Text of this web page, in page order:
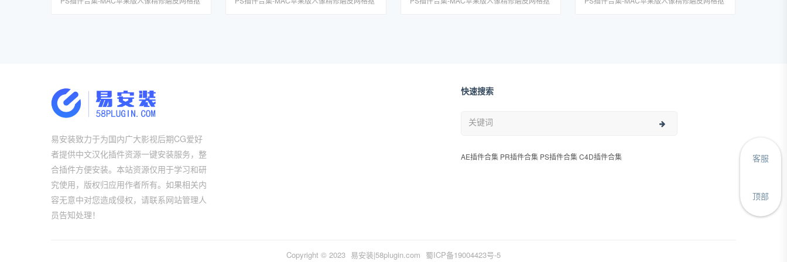
易安装致力于为国内广大影视后期CG爱好
者提供中文汉化插件资源一键安装服务，整
合插件方便安装。本站资源仅用于学习和研
究使用，版权归应用作者所有。如果相关内
容无意中对您造成侵权，请联系网站管理人
员告知处理！
快速搜索
AE插件合集 PR插件合集 PS插件合集 C4D插件合集
Copyright © 2023 易安装|58plugin.com 蜀ICP备19004423号-5
客服
顶部